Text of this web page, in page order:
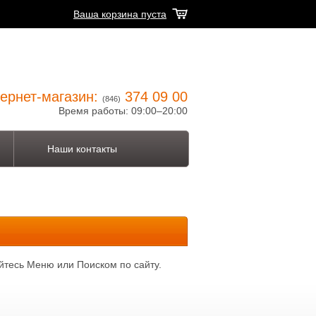
Ваша корзина пуста
магазин: (846) 374 09 00
Время работы: 09:00–20:00
Наши контакты
Меню или Поиском по сайту.